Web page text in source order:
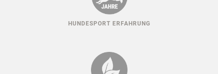
HUNDESPORT ERFAHRUNG